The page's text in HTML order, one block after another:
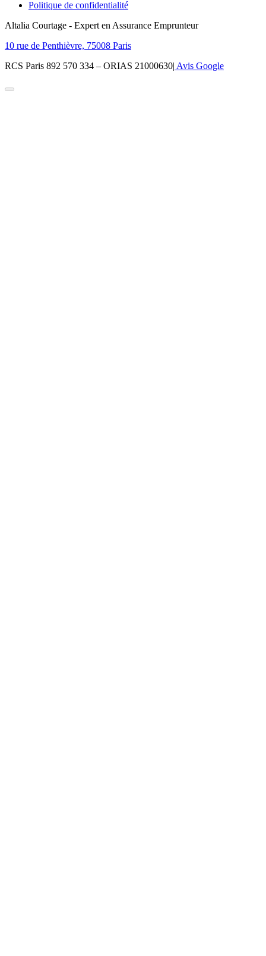
Politique de confidentialité
Altalia Courtage - Expert en Assurance Emprunteur
10 rue de Penthièvre, 75008 Paris
RCS Paris 892 570 334 – ORIAS 21000630| Avis Google